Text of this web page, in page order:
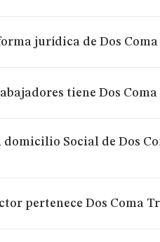
jurídica de Dos
tiene Dos
domicilio Social de Dos
pertenece Dos Coma